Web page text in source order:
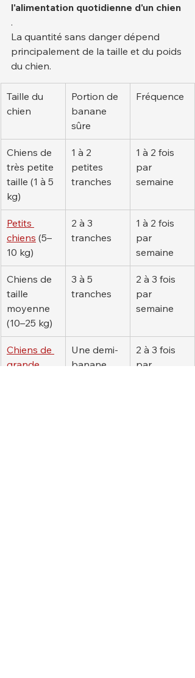
l'alimentation quotidienne d'un chien
.
La quantité sans danger dépend
principalement de la taille et du poids
du chien.
Taille du
chien
Portion de
banane
sûre
Fréquence
Chiens de
très petite
taille (1 à 5
kg)
1 à 2
petites
tranches
1 à 2 fois
par
semaine
Petits
chiens (5–
10 kg)
2 à 3
tranches
1 à 2 fois
par
semaine
Chiens de
taille
moyenne
(10–25 kg)
3 à 5
tranches
2 à 3 fois
par
semaine
Chiens de
grande
Une demi-
banane
2 à 3 fois
par